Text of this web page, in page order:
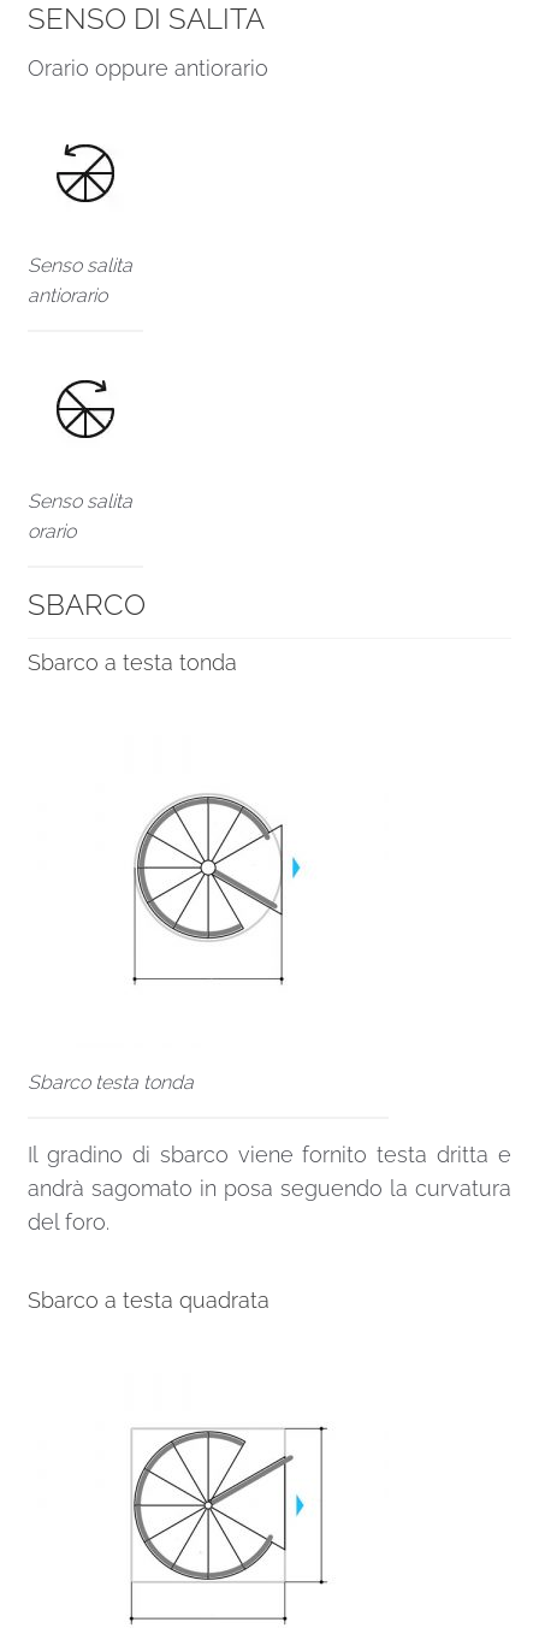
SENSO DI SALITA
Orario oppure antiorario
Senso salita
antiorario
Senso salita
orario
SBARCO
Sbarco a testa tonda
Sbarco testa tonda
Il gradino di sbarco viene fornito testa dritta e
andrà sagomato in posa seguendo la curvatura
del foro.
Sbarco a testa quadrata